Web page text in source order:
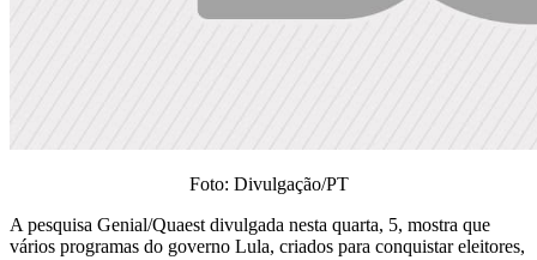
Foto: Divulgação/PT
A pesquisa Genial/Quaest divulgada nesta quarta, 5, mostra que
vários programas do governo Lula, criados para conquistar eleitores,